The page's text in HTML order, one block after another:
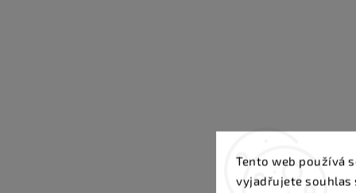
Tento web používá
vyjadřujete souhlas